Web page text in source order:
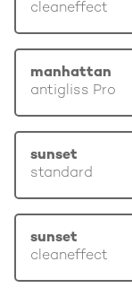
cleaneffect
manhattan
antigliss Pro
sunset
standard
sunset
cleaneffect